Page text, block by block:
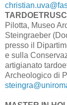
Pilotta, Museo
Steingraeber
presso il
e sulla
artigianato
Archeologico di